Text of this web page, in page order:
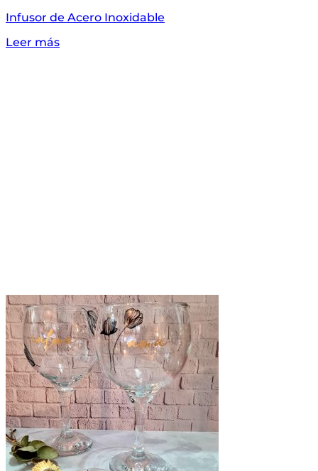
Infusor de Acero Inoxidable
Leer más